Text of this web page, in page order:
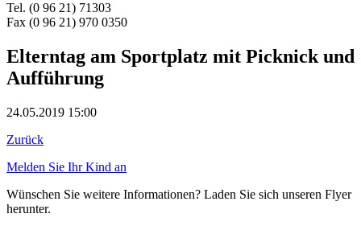
Tel. (0 96 21) 71303
Fax (0 96 21) 970 0350
Elterntag am Sportplatz mit Picknick und
Aufführung
24.05.2019 15:00
Zurück
Melden Sie Ihr Kind an
Wünschen Sie weitere Informationen? Laden Sie sich unseren Flyer
herunter.